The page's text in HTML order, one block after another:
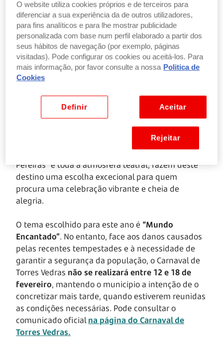
rurais, tem influência de modelos carnavalescos
franceses e italianos, sendo atualmenteconhecido
como o "Carnaval mais Português de Portugal",
pelo seu cariz popular e de massas, trajes
“trapalhões” e exagerados, rejeitando as
influências do Brasil, como escolas de samba.
Como tradição, e desde 1923, o Carnaval tem o seu
próprio “Rei” e “Rainha”, representantes simbólicos
da comunidade durante a festividade. Em 2022, o
Carnaval de Torres Vedras teve o importante marco
de ser considerado Património Cultural Imaterial.
Os desfiles extravagantes, os gigantones
apelidados de “cabeçudos”, as “matrafonas” e “Zés
Pereiras” e toda a atmosfera teatral, fazem deste
destino uma escolha excecional para quem
procura uma celebração vibrante e cheia de
alegria.
O tema escolhido para este ano é “Mundo
Encantado”. No entanto, face aos danos causados
pelas recentes tempestades e à necessidade de
garantir a segurança da população, o Carnaval de
Torres Vedras não se realizará entre 12 e 18 de
fevereiro, mantendo o município a intenção de o
concretizar mais tarde, quando estiverem reunidas
as condições necessárias. Pode consultar o
comunicado oficialna página do Carnaval de
Torres Vedras.
O website utiliza cookies próprios e de terceiros para
diferenciar a sua experiência da de outros utilizadores,
para fins analíticos e para lhe mostrar publicidade
personalizada com base num perfil elaborado a partir dos
seus hábitos de navegação (por exemplo, páginas
visitadas). Pode configurar os cookies ou aceitá-los. Para
mais informação, por favor consulte a nossa Politica de
Cookies
Aceitar
Definir
Rejeitar